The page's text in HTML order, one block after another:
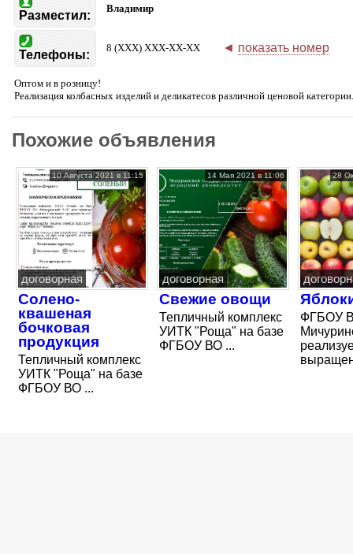
Разместил:
Владимир
Телефоны:
8 (XXX) XXX-XX-XX ◄ показать номер
Оптом и в розницу!
Реализация колбасных изделий и деликатесов различной ценовой
Похожие объявления
10 Августа 2021 в 11:15
договорная
Солено-
квашеная
бочковая
продукция
Тепличный комплекс
УИТК "Роща" на базе
ФГБОУ ВО ...
14 Мая 2021 в 11:06
договорная
Свежие овощи
Тепличный комплекс
УИТК "Роща" на базе
ФГБОУ ВО ...
28
ФГБОУ